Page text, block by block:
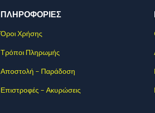
ΠΛΗΡΟΦΟΡΊΕΣ
Όροι Χρήσης
Τρόποι Πληρωμής
Αποστολή – Παράδοση
Επιστροφές – Ακυρώσεις